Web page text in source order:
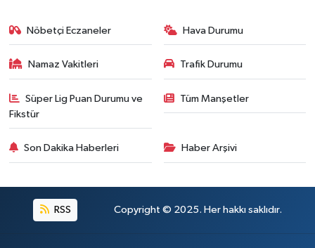
Nöbetçi Eczaneler Hava Durumu
Namaz Vakitleri Trafik Durumu
Süper Lig Puan Durumu ve
Fikstür
Tüm Manşetler
Son Dakika Haberleri Haber Arşivi
RSS Copyright © 2025. Her hakkı saklıdır.